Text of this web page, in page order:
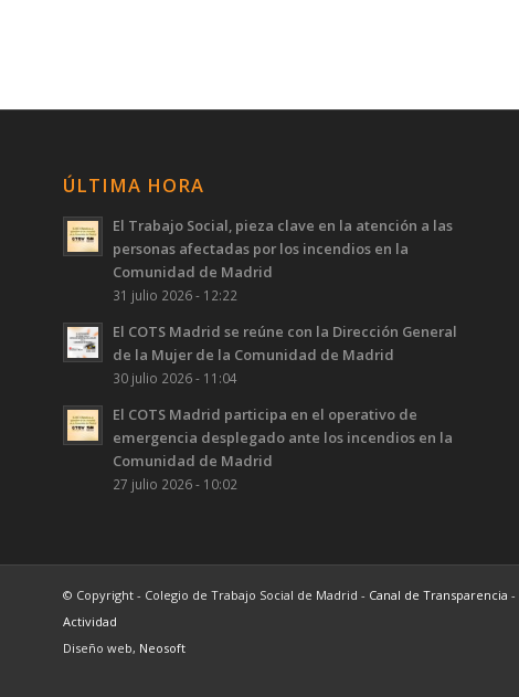
ÚLTIMA HORA
El Trabajo Social, pieza clave en la atención a las
personas afectadas por los incendios en la
Comunidad de Madrid
31 julio 2026 - 12:22
El COTS Madrid se reúne con la Dirección General
de la Mujer de la Comunidad de Madrid
30 julio 2026 - 11:04
El COTS Madrid participa en el operativo de
emergencia desplegado ante los incendios en la
Comunidad de Madrid
27 julio 2026 - 10:02
© Copyright - Colegio de Trabajo Social de Madrid - Canal de Transparencia -
Actividad
Diseño web, Neosoft